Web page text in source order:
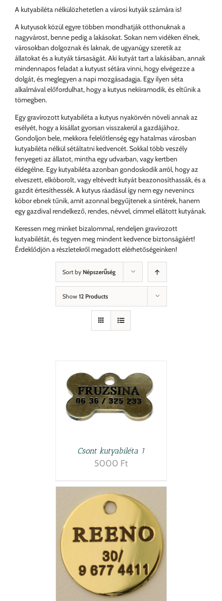
Sort by Népszerűség
Show 12 Products
Csont kutyabiléta 1
5000 Ft
A kutyabiléta nélkülözhetetlen a városi kutyák számára is!
A kutyusok közül egyre többen mondhatják otthonuknak a
nagyvárost, benne pedig a lakásokat. Sokan nem vidéken élnek,
városokban dolgoznak és laknak, de ugyanúgy szeretik az
állatokat és a kutyák társaságát. Aki kutyát tart a lakásában, annak
mindennapos feladat a kutyust sétára vinni, hogy elvégezze a
dolgát, és meglegyen a napi mozgásadagja. Egy ilyen séta
alkalmával előfordulhat, hogy a kutyus nekiiramodik, és eltűnik a
tömegben.
Egy gravírozott kutyabiléta a kutyus nyakörvén növeli annak az
esélyét, hogy a kisállat gyorsan visszakerül a gazdájához.
Gondoljon bele, mekkora felelőtlenség egy hatalmas városban
kutyabiléta nélkül sétáltatni kedvencét. Sokkal több veszély
fenyegeti az állatot, mintha egy udvarban, vagy kertben
éldegélne. Egy kutyabiléta azonban gondoskodik arról, hogy az
elveszett, elkóborolt, vagy eltévedt kutyát beazonosíthassák, és a
gazdit értesíthessék. A kutyus ráadásul így nem egy nevenincs
kóbor ebnek tűnik, amit azonnal begyűjtenek a sintérek, hanem
egy gazdival rendelkező, rendes, névvel, címmel ellátott kutyának.
Keressen meg minket bizalommal, rendeljen gravírozott
kutyabilétát, és tegyen meg mindent kedvence biztonságáért!
Érdeklődjön a részletekről megadott elérhetőségeinken!